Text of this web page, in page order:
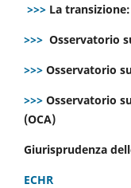
>>> La
>>> Osservatorio
>>> Osservatorio
>>> Osservatorio
(OCA)
Giurisprudenza
ECHR